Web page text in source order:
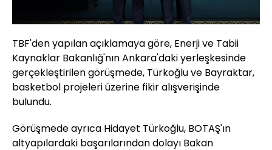
TBF'den yapılan açıklamaya göre, Enerji ve Tabii
Kaynaklar Bakanlığ'nın Ankara'daki yerleşkesinde
gerçekleştirilen görüşmede, Türkoğlu ve Bayraktar,
basketbol projeleri üzerine fikir alışverişinde
bulundu.
Görüşmede ayrıca Hidayet Türkoğlu, BOTAŞ'ın
altyapılardaki başarılarından dolayı Bakan